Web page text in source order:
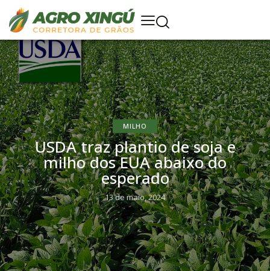
MILHO
USDA traz plantio de soja e
milho dos EUA abaixo do
esperado
13 de maio, 2024